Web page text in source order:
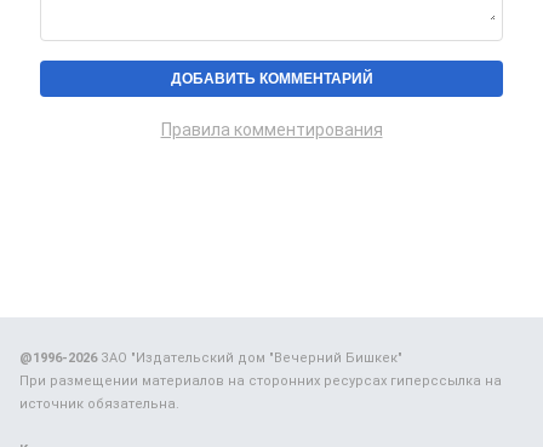
Правила комментирования
@1996-2026ЗАО "Издательский дом "Вечерний Бишкек"
При размещении материалов на сторонних ресурсах гиперссылка на
источник обязательна.